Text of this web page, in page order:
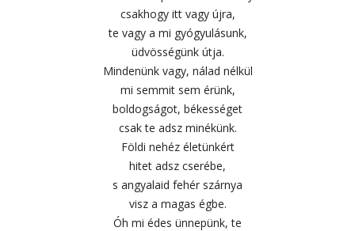
csakhogy itt vagy újra,
te vagy a mi gyógyulásunk,
üdvösségünk útja.
Mindenünk vagy, nálad nélkül
mi semmit sem érünk,
boldogságot, békességet
csak te adsz minékünk.
Földi nehéz életünkért
hitet adsz cserébe,
s angyalaid fehér szárnya
visz a magas égbe.
Óh mi édes ünnepünk, te